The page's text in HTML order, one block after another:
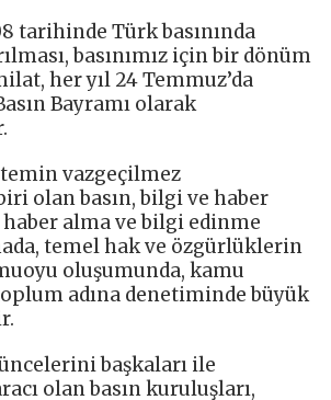
tarihinde Türk basınında
basınımız için bir dönüm
her yıl 24 Temmuz’da
Bayramı olarak
vazgeçilmez
olan basın, bilgi ve haber
alma ve bilgi edinme
temel hak ve özgürlüklerin
oluşumunda, kamu
adına denetiminde büyük
başkaları ile
olan basın kuruluşları,